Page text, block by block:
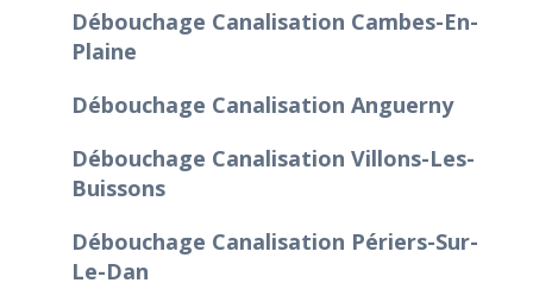
Débouchage Canalisation Cambes-En-
Plaine
Débouchage Canalisation Anguerny
Débouchage Canalisation Villons-Les-
Buissons
Débouchage Canalisation Périers-Sur-
Le-Dan